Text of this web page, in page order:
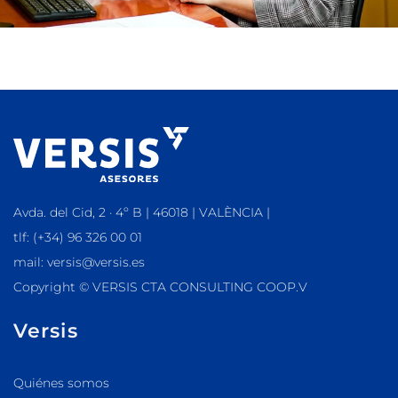
Avda. del Cid, 2 · 4º B | 46018 | VALÈNCIA |
tlf: (+34) 96 326 00 01
mail: versis@versis.es
Copyright © VERSIS CTA CONSULTING COOP.V
Versis
Quiénes somos